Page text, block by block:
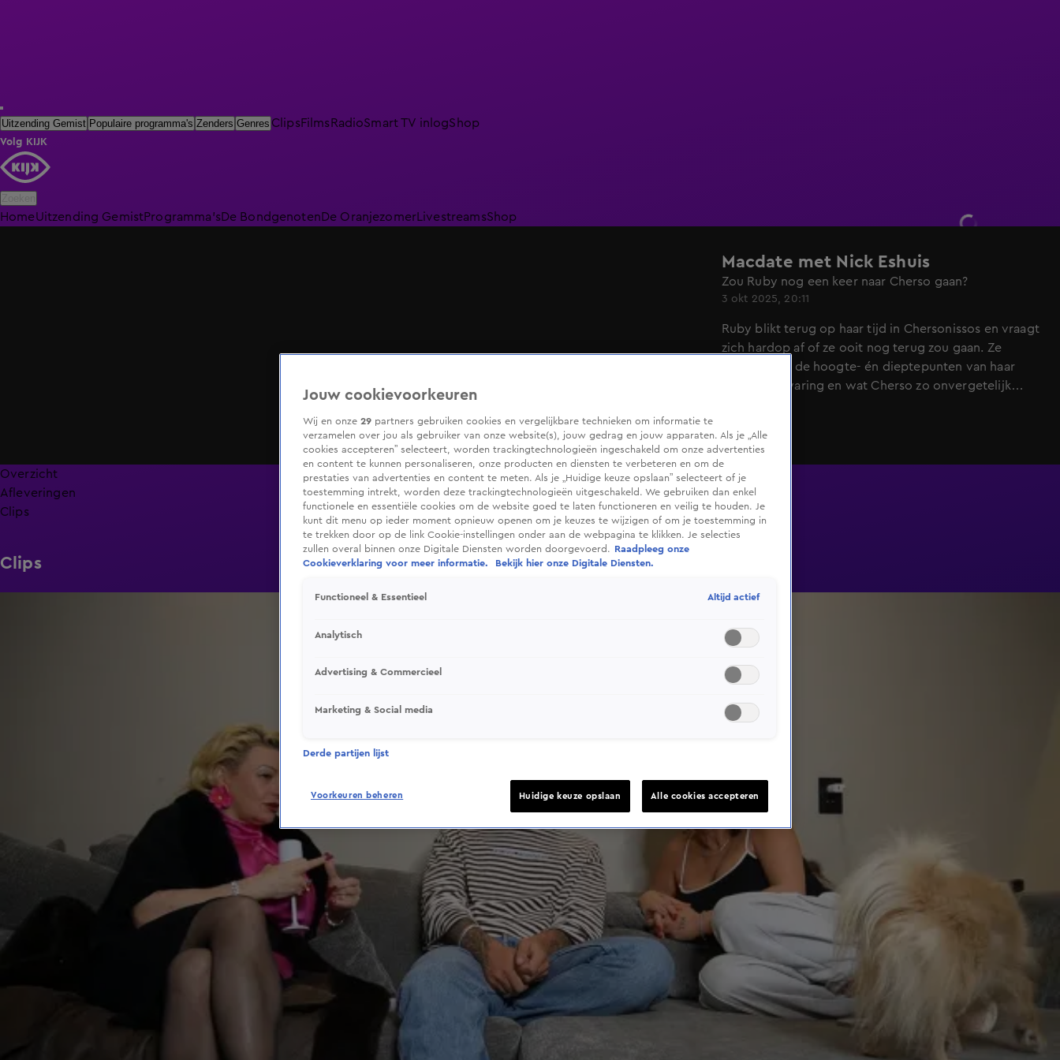
Uitzending Gemist Populaire programma's Zenders Genres ClipsFilmsRadioSmart TV inlogShop
Volg KIJK
HomeUitzending GemistProgramma'sDe BondgenotenDe Oranjezomer LivestreamsShop
Macdate met Nick Eshuis
Zou Ruby nog een keer naar Cherso gaan?
3 okt 2025, 20:11
Ruby blikt terug op haar tijd in Chersonissos en vraagt
zich hardop af of ze ooit nog terug zou gaan. Ze
vertelt over de hoogte- én dieptepunten van haar
vakantie-ervaring en wat Cherso zo onvergetelijk
Overzicht
Afleveringen
Clips
Clips
Jouw cookievoorkeuren
Wij en onze 29 partners gebruiken cookies en vergelijkbare technieken om informatie te
verzamelen over jou als gebruiker van onze website(s), jouw gedrag en jouw apparaten. Als je „Alle
cookies accepteren” selecteert, worden trackingtechnologieën ingeschakeld om onze advertenties
en content te kunnen personaliseren, onze producten en diensten te verbeteren en om de
prestaties van advertenties en content te meten. Als je „Huidige keuze opslaan” selecteert of je
toestemming intrekt, worden deze trackingtechnologieën uitgeschakeld. We gebruiken dan enkel
functionele en essentiële cookies om de website goed te laten functioneren en veilig te houden. Je
kunt dit menu op ieder moment opnieuw openen om je keuzes te wijzigen of om je toestemming in
te trekken door op de link Cookie-instellingen onder aan de webpagina te klikken. Je selecties
zullen overal binnen onze Digitale Diensten worden doorgevoerd.
Raadpleeg onze
Cookieverklaring voor meer informatie.
Bekijk hier onze Digitale Diensten.
Functioneel & Essentieel Altijd actief
Analytisch
Advertising & Commercieel
Marketing & Social media
Derde partijen lijst
Voorkeuren beheren Huidige keuze opslaan Alle cookies accepteren